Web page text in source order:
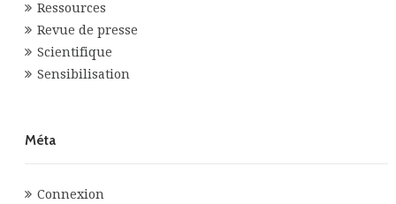
Ressources
Revue de presse
Scientifique
Sensibilisation
Méta
Connexion